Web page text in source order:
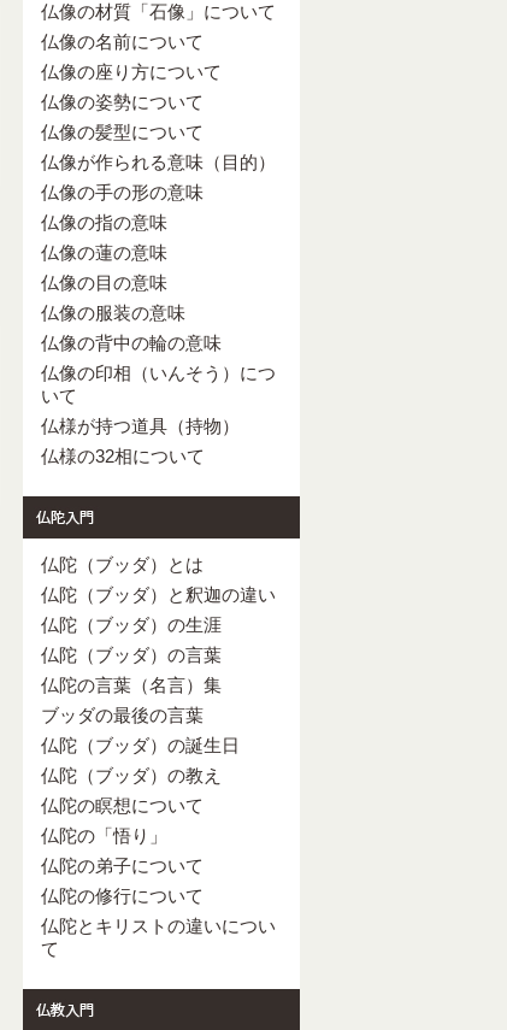
仏像の材質「石像」について
仏像の名前について
仏像の座り方について
仏像の姿勢について
仏像の髪型について
仏像が作られる意味（目的）
仏像の手の形の意味
仏像の指の意味
仏像の蓮の意味
仏像の目の意味
仏像の服装の意味
仏像の背中の輪の意味
仏像の印相（いんそう）につ
いて
仏様が持つ道具（持物）
仏様の32相について
仏陀（ブッダ）とは
仏陀（ブッダ）と釈迦の違い
仏陀（ブッダ）の生涯
仏陀（ブッダ）の言葉
仏陀の言葉（名言）集
ブッダの最後の言葉
仏陀（ブッダ）の誕生日
仏陀（ブッダ）の教え
仏陀の瞑想について
仏陀の「悟り」
仏陀の弟子について
仏陀の修行について
仏陀とキリストの違いについ
て